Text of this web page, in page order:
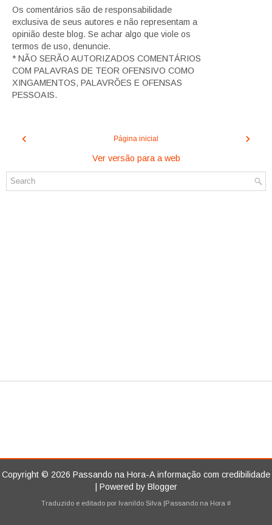
Os comentários são de responsabilidade
exclusiva de seus autores e não representam a
opinião deste blog. Se achar algo que viole os
termos de uso, denuncie.
* NÃO SERÃO AUTORIZADOS COMENTÁRIOS
COM PALAVRAS DE TEOR OFENSIVO COMO
XINGAMENTOS, PALAVRÕES E OFENSAS
PESSOAIS.
‹ ›
Página inicial
Ver versão para a web
Copyright © 2026 Passando na Hora-A informação com credibilidade
| Powered by Blogger
Traduzido e editado por Ivanildo Silva |Passando na Hora #